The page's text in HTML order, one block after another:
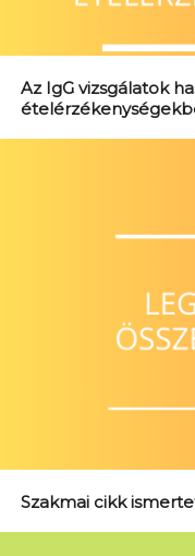
Az IgG vizsgálatok
Szakmai cikk